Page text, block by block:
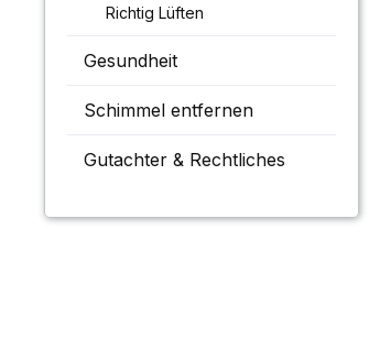
Richtig Lüften
Gesundheit
Schimmel entfernen
Gutachter & Rechtliches